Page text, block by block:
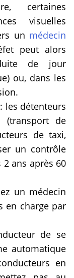
certaines
visuelles
un médecin
peut alors
de jour
ou, dans les
: les détenteurs
de
de taxi,
un contrôle
ans après 60
un médecin
en charge par
de se
automatique
en